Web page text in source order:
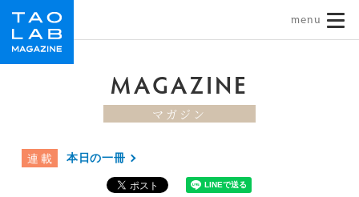
MAGAZINE
マガジン
連載 本日の一冊